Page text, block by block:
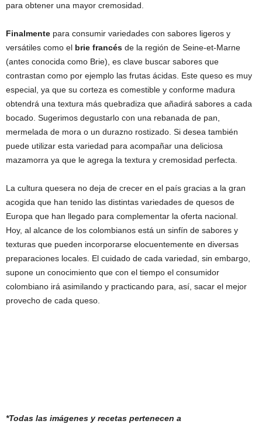
para obtener una mayor cremosidad.
Finalmente para consumir variedades con sabores ligeros y
versátiles como el brie francés de la región de Seine-et-Marne
(antes conocida como Brie), es clave buscar sabores que
contrastan como por ejemplo las frutas ácidas. Este queso es muy
especial, ya que su corteza es comestible y conforme madura
obtendrá una textura más quebradiza que añadirá sabores a cada
bocado. Sugerimos degustarlo con una rebanada de pan,
mermelada de mora o un durazno rostizado. Si desea también
puede utilizar esta variedad para acompañar una deliciosa
mazamorra ya que le agrega la textura y cremosidad perfecta.
La cultura quesera no deja de crecer en el país gracias a la gran
acogida que han tenido las distintas variedades de quesos de
Europa que han llegado para complementar la oferta nacional.
Hoy, al alcance de los colombianos está un sinfín de sabores y
texturas que pueden incorporarse elocuentemente en diversas
preparaciones locales. El cuidado de cada variedad, sin embargo,
supone un conocimiento que con el tiempo el consumidor
colombiano irá asimilando y practicando para, así, sacar el mejor
provecho de cada queso.
*Todas las imágenes y recetas pertenecen a